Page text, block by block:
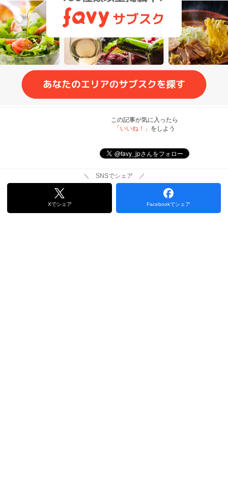
この記事が気に入ったら
「いいね！」 をしよう
＼ SNSでシェア ／
Xでシェア Facebookでシェア